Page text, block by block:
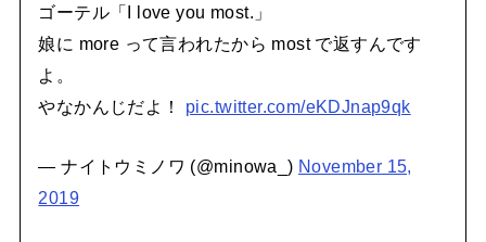
ゴーテル「I love you most.」
娘に more って言われたから most で返すんです
よ。
やなかんじだよ！ pic.twitter.com/eKDJnap9qk
— ナイトウミノワ (@minowa_) November 15,
2019